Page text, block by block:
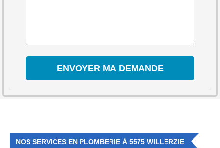
NOS SERVICES EN PLOMBERIE À 5575 WILLERZIE